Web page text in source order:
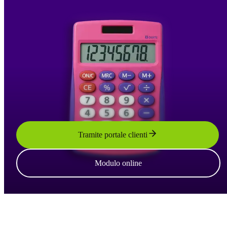
Tramite portale clienti
Modulo online